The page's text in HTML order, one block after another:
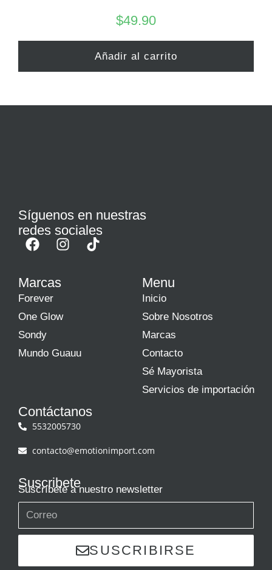
$49.90
Añadir al carrito
Síguenos en nuestras
redes sociales
Marcas
Forever
One Glow
Sondy
Mundo Guauu
Menu
Inicio
Sobre Nosotros
Marcas
Contacto
Sé Mayorista
Servicios de importación
Contáctanos
5532005730
contacto@emotionimport.com
Suscribete
Suscríbete a nuestro newsletter
SUSCRIBIRSE